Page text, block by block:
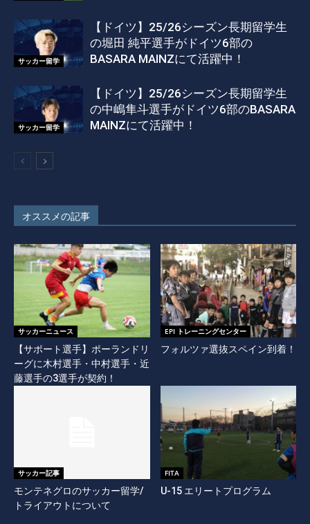
サッカー留学
【ドイツ】25/26シーズン長期留学生
の堀田 純平選手がドイツ6部の
BASARA MAINZにて活躍中！
サッカー留学
【ドイツ】25/26シーズン長期留学生
の中嶋隼斗選手がドイツ6部のBASARA
MAINZにて活躍中！
オススメの記事
サッカーニュース
【サポート選手】ポーランドリ
ーグに木村選手・中村選手・近
藤選手の3選手が契約！
EPI トレーニングセンター
フォルツァ選抜スペイン到着！
サッカー記事
モンテネグロのサッカー留学/
トライアウトについて
FITA
U-15 エリートプログラム